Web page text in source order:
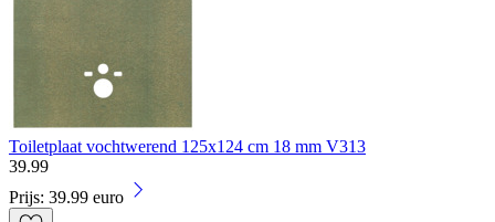
Toiletplaat vochtwerend 125x124 cm 18 mm V313
39.99
Prijs: 39.99 euro